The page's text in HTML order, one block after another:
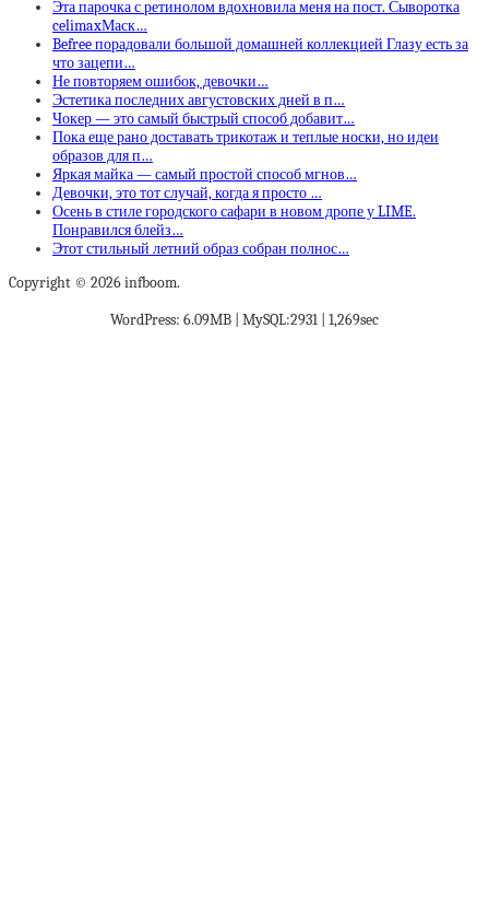
Эта парочка с ретинолом вдохновила меня на пост. Сыворотка
celimaxМаск…
Befree порадовали большой домашней коллекцией Глазу есть за
что зацепи…
Не повторяем ошибок, девочки…
Эстетика последних августовских дней в п…
Чокер — это самый быстрый способ добавит…
Пока еще рано доставать трикотаж и теплые носки, но идеи
образов для п…
Яркая майка — самый простой способ мгнов…
Девочки, это тот случай, когда я просто …
Осень в стиле городского сафари в новом дропе у LIME.
Понравился блейз…
Этот стильный летний образ собран полнос…
Copyright © 2026 infboom.
WordPress: 6.09MB | MySQL:2931 | 1,269sec